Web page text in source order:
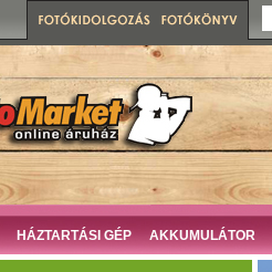
HÁZTARTÁSI GÉP AKKUMULÁTOR